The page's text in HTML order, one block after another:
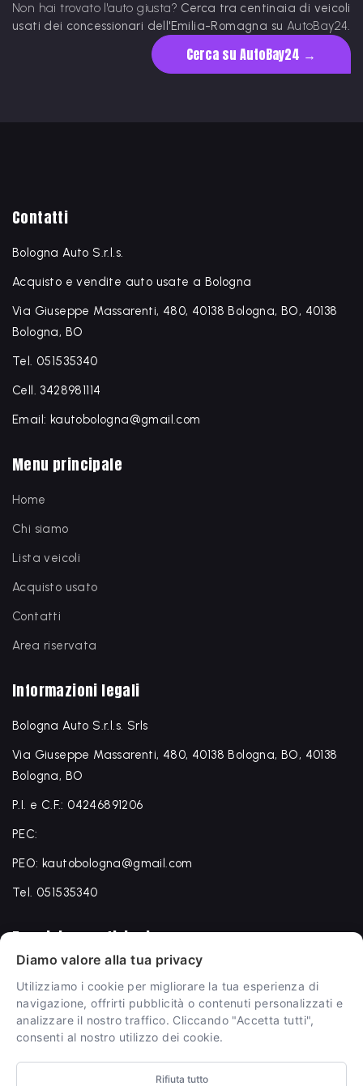
Non hai trovato l'auto giusta? Cerca tra centinaia di veicoli
usati dei concessionari dell'Emilia-Romagna su AutoBay24.
Cerca su AutoBay24 →
Contatti
Bologna Auto S.r.l.s.
Acquisto e vendite auto usate a Bologna
Via Giuseppe Massarenti, 480, 40138 Bologna, BO, 40138
Bologna, BO
Tel. 051535340
Cell. 3428981114
Email: kautobologna@gmail.com
Menu principale
Home
Chi siamo
Lista veicoli
Acquisto usato
Contatti
Area riservata
Informazioni legali
Bologna Auto S.r.l.s. Srls
Via Giuseppe Massarenti, 480, 40138 Bologna, BO, 40138
Bologna, BO
P.I. e C.F.: 04246891206
PEC:
PEO: kautobologna@gmail.com
Tel. 051535340
Termini e condizioni
Privacy Policy
Cookie Policy
Diamo valore alla tua privacy
Utilizziamo i cookie per migliorare la tua esperienza di
navigazione, offrirti pubblicità o contenuti personalizzati e
analizzare il nostro traffico. Cliccando "Accetta tutti",
consenti al nostro utilizzo dei cookie.
Rifiuta tutto